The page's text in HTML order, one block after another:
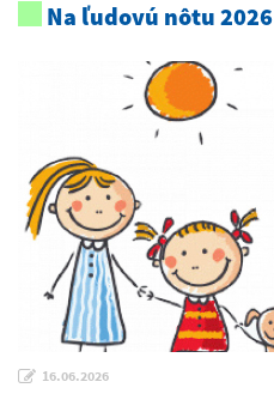
Na ľudovú nôtu 2026
16.06.2026